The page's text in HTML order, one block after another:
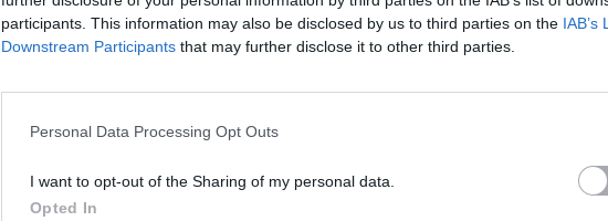
participants. This information may also be disclosed by us to third parties on the IAB’s
Downstream Participants that may further disclose it to other third parties.
Personal Data Processing Opt Outs
I want to opt-out of the Sharing of my personal data.
Opted In